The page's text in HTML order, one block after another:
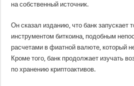
на собственный источник.
Он сказал изданию, что банк запускает
инструментом биткоина, подобным
расчетами в фиатной валюте, который
Кроме того, банк продолжает изучать
по хранению криптоактивов.